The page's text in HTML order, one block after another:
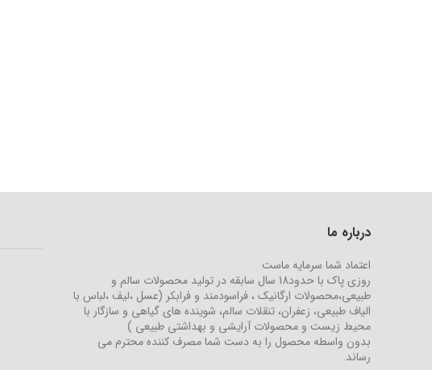
درباره ما
اعتماد شما سرمایه ماست
روزی پاک با حدود18 سال سابقه در تولید محصولات سالم و
طبیعی،محصولات ارگانیک ، فراسودمند و فرابکر (عسل ،لیف ،لباس با
الیاف طبیعی، زعفران، تنقلات سالم، شوینده های گیاهی و سازگار با
محیط زیست و محصولات آرایشی و بهداشتی طبیعی )
بدون واسطه محصول را به دست شما مصرف کننده محترم می
رساند.